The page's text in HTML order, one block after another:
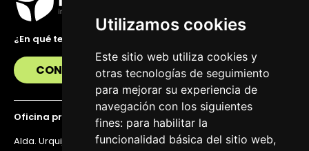
Utilizamos cookies
Este sitio web utiliza cookies y
otras tecnologías de seguimiento
para mejorar su experiencia de
navegación con los siguientes
fines: para habilitar la
funcionalidad básica del sitio web,
¿En qué te podemos ayudar?
CONTÁCTANOS
Oficina principal
Alda. Urquijo 36, 6ª planta, 48011 Bilbao